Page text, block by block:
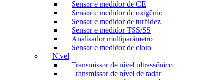
Sensor e medidor de CE
Sensor e medidor de oxigênio
Sensor e medidor de turbidez
Sensor e medidor TSS/SS
Analisador multiparâmetro
Sensor e medidor de cloro
Nível
Transmissor de nível ultrassônico
Transmissor de nível de radar